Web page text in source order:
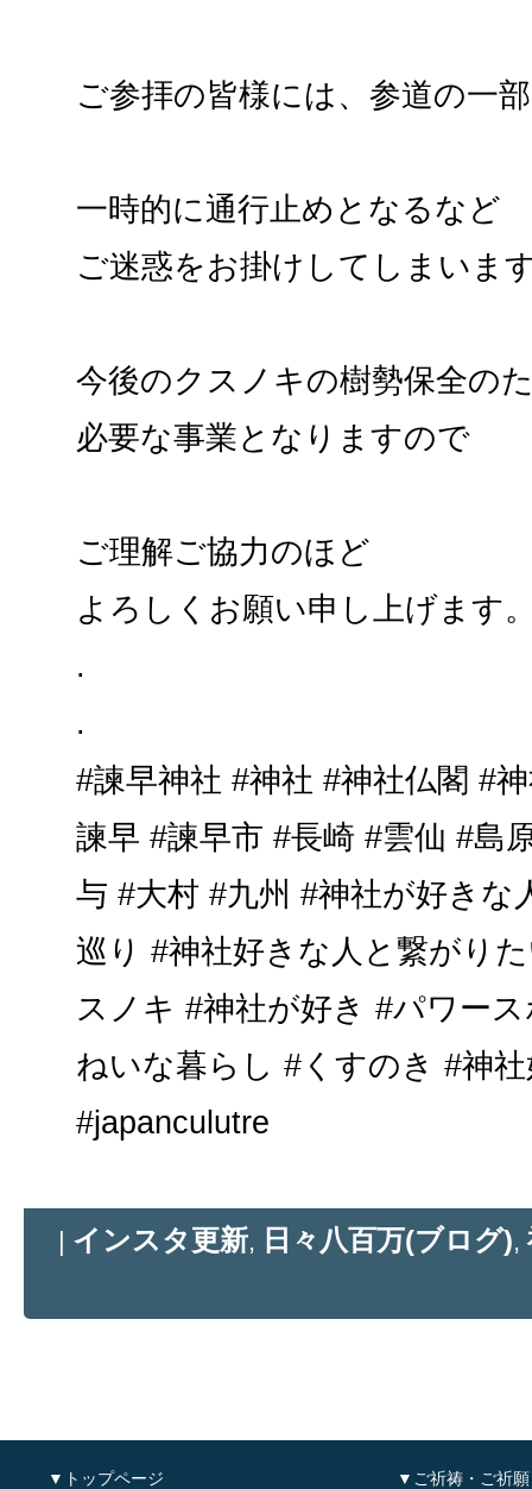
ご参拝の皆様には、参道の一
一時的に通行止めとなるなど
ご迷惑をお掛けしてしまいま
今後のクスノキの樹勢保全の
必要な事業となりますので
ご理解ご協力のほど
よろしくお願い申し上げます
.
.
#諫早神社 #神社 #神社仏閣 #
諫早 #諫早市 #長崎 #雲仙 #島
与 #大村 #九州 #神社が好きな
巡り #神社好きな人と繋がり
スノキ #神社が好き #パワー
ねいな暮らし #くすのき #神
#japanculutre
| インスタ更新, 日々八百万(ブログ),
▼トップページ ▼ご祈祷・ご祈願